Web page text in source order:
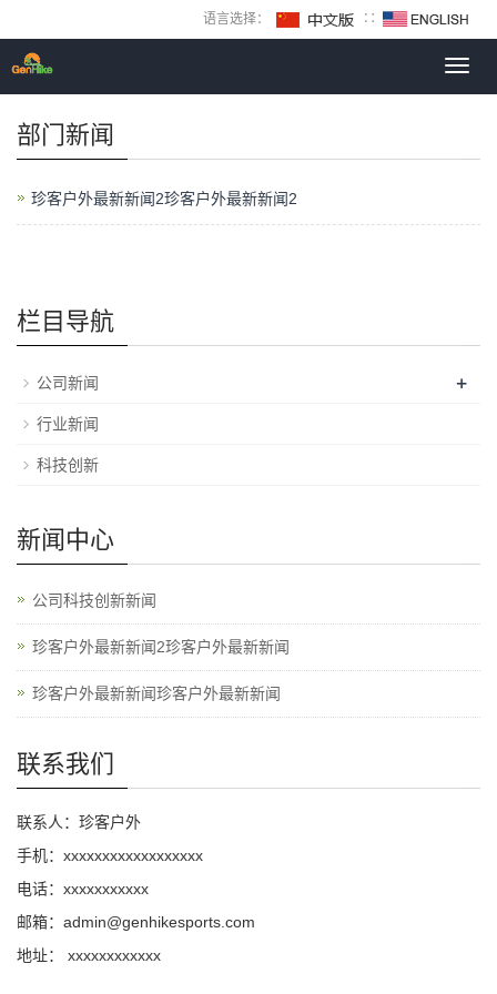
语言选择： ∷
部门新闻
珍客户外最新新闻2珍客户外最新新闻2
栏目导航
公司新闻 +
行业新闻
科技创新
新闻中心
公司科技创新新闻
珍客户外最新新闻2珍客户外最新新闻
珍客户外最新新闻珍客户外最新新闻
联系我们
联系人：珍客户外
手机：xxxxxxxxxxxxxxxxxx
电话：xxxxxxxxxxx
邮箱：admin@genhikesports.com
地址： xxxxxxxxxxxx